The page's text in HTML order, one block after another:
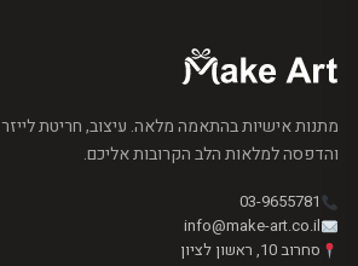
מתנות אישיות בהתאמה מלאה. עיצוב, חריטת לייזר
והדפסה למלאות הלב הקרובות אליכם.
03-9655781
info@make-art.co.il
סחרוב 10, ראשון לציון